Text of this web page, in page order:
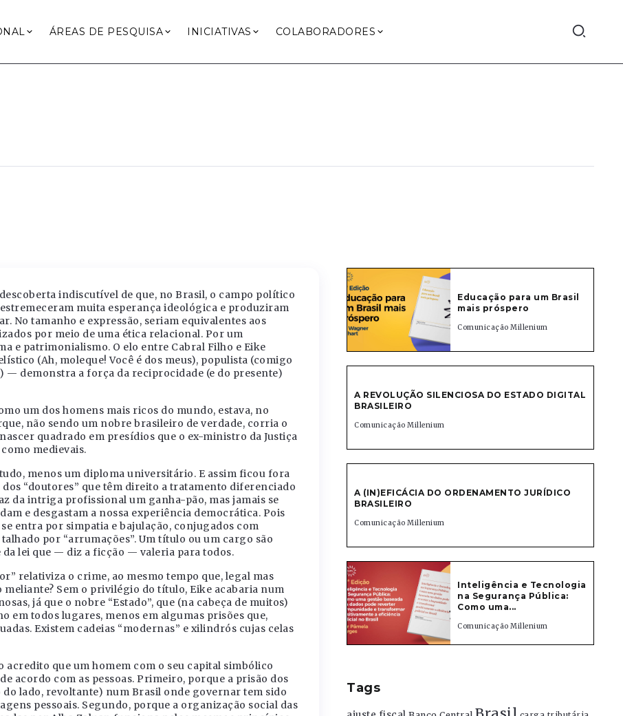
ÁREAS DE PESQUISA INICIATIVAS COLABORADORES
indiscutível de que, no Brasil, o campo político
muita esperança ideológica e produziram
No tamanho e expressão, seriam equivalentes aos
por meio de uma ética relacional. Por um
e patrimonialismo. O elo entre Cabral Filho e Eike
(Ah, moleque! Você é dos meus), populista (comigo
demonstra a força da reciprocidade (e do presente)
um dos homens mais ricos do mundo, estava, no
não sendo um nobre brasileiro de verdade, corria o
quadrado em presídios que o ex-ministro da Justiça
medievais.
menos um diploma universitário. E assim ficou fora
“doutores” que têm direito a tratamento diferenciado
da intriga profissional um ganha-pão, mas jamais se
e desgastam a nossa experiência democrática. Pois
entra por simpatia e bajulação, conjugados com
por “arrumações”. Um título ou um cargo são
lei que — diz a ficção — valeria para todos.
relativiza o crime, ao mesmo tempo que, legal mas
Sem o privilégio do título, Eike acabaria num
já que o nobre “Estado”, que (na cabeça de muitos)
em todos lugares, menos em algumas prisões que,
Existem cadeias “modernas” e xilindrós cujas celas
acredito que um homem com o seu capital simbólico
acordo com as pessoas. Primeiro, porque a prisão dos
lado, revoltante) num Brasil onde governar tem sido
pessoais. Segundo, porque a organização social das
Educação para um Brasil
mais próspero
Comunicação Millenium
A REVOLUÇÃO SILENCIOSA DO ESTADO DIGITAL
BRASILEIRO
Comunicação Millenium
A (IN)EFICÁCIA DO ORDENAMENTO JURÍDICO
BRASILEIRO
Comunicação Millenium
Inteligência e Tecnologia
na Segurança Pública:
Como uma...
Comunicação Millenium
Tags